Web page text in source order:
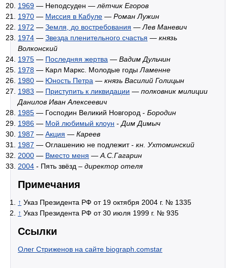
1969 — Неподсуден —лётчик Егоров
1970 — Миссия в Кабуле — Роман Лужин
1972 — Земля, до востребования —Лев Маневич
1974 — Звезда пленительного счастья — князь
Волконский
1975 — Последняя жертва — Вадим Дульчин
1978 — Карл Маркс. Молодые годыЛаменне
1980 — Юность Петра — князь Василий Голицын
1983 — Приступить к ликвидации — полковник милиции
Данилов Иван Алексеевич
1985 — Господин Великий Новгород - Бородин
1986 — Мой любимый клоун -Дим Димыч
1987 — Акция — Кареев
1987 — Оглашению не подлежит - кн. Ухтоминский
2000 — Вместо меня —А.С.Гагарин
2004 - Пять звёзд – директор отеля
Примечания
↑ Указ Президента РФ от 19 октября 2004 г. № 1335
↑ Указ Президента РФ от 30 июля 1999 г. № 935
Ссылки
Олег Стриженов на сайте biograph.comstar